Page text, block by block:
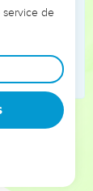
elles qu'ils
tués par
mains
et les
bois qui
leurs vols.
service de